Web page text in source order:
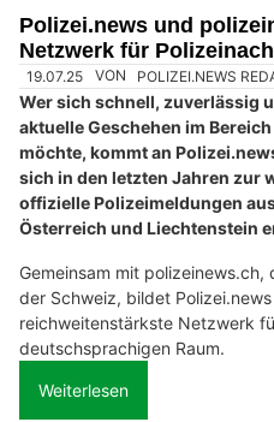
Polizei.news und
Netzwerk für
19.07.25 VON POLIZEI.NEWS
Wer sich schnell, zuverlässig
aktuelle Geschehen im
möchte, kommt an
sich in den letzten Jahren zur
offizielle Polizeimeldungen
Österreich und Liechtenstein
Gemeinsam mit
der Schweiz, bildet
reichweitenstärkste Netzwerk
deutschsprachigen Raum.
Weiterlesen